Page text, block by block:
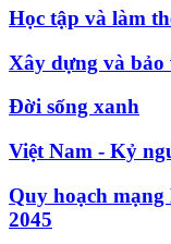
Học tập và làm
Xây dựng và bảo
Đời sống xanh
Việt Nam - Kỷ
Quy hoạch
2045